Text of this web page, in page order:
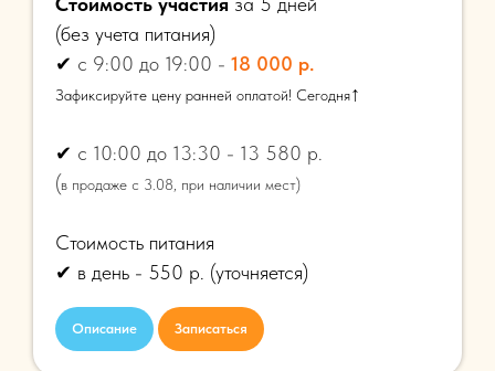
(без учета питания)
✔ с 9:00 до 19:00 - 18 000 р.
Зафиксируйте цену ранней оплатой! Сегодня↑
✔ с 10:00 до 13:30 - 13 580 р.
(в продаже с 3.08, при наличии мест)
Стоимость питания
✔ в день - 550 р. (уточняется)
Описание Записаться